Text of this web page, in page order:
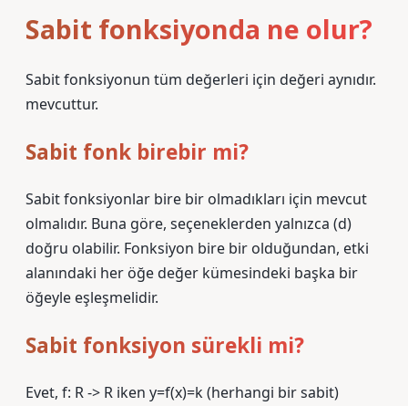
Sabit fonksiyonda ne olur?
Sabit fonksiyonun tüm değerleri için değeri aynıdır.
mevcuttur.
Sabit fonk birebir mi?
Sabit fonksiyonlar bire bir olmadıkları için mevcut
olmalıdır. Buna göre, seçeneklerden yalnızca (d)
doğru olabilir. Fonksiyon bire bir olduğundan, etki
alanındaki her öğe değer kümesindeki başka bir
öğeyle eşleşmelidir.
Sabit fonksiyon sürekli mi?
Evet, f: R -> R iken y=f(x)=k (herhangi bir sabit)